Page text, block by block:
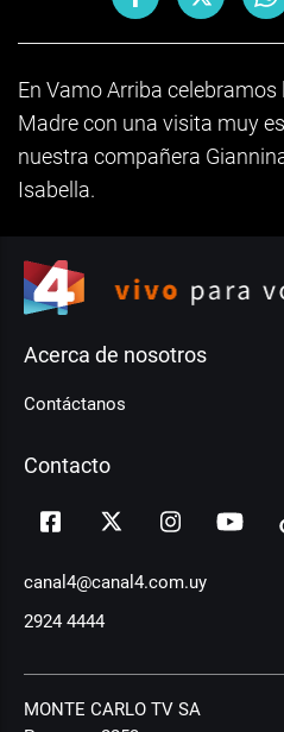
En Vamo Arriba celebramos
Madre con una visita muy
nuestra compañera
Isabella.
Acerca de nosotros
Contáctanos
Contacto
canal4@canal4.com.uy
2924 4444
MONTE CARLO TV SA